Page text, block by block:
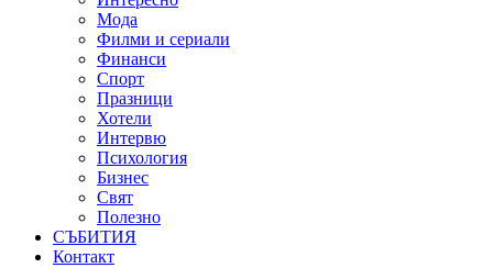
Мода
Филми и сериали
Финанси
Спорт
Празници
Хотели
Интервю
Психология
Бизнес
Свят
Полезно
СЪБИТИЯ
Контакт